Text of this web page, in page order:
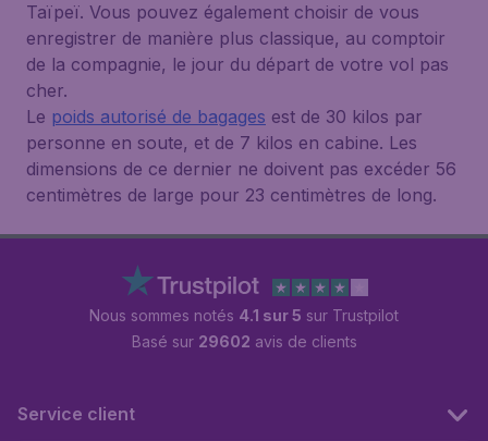
Taïpeï. Vous pouvez également choisir de vous
enregistrer de manière plus classique, au comptoir
de la compagnie, le jour du départ de votre vol pas
cher.
Le poids autorisé de bagages est de 30 kilos par
personne en soute, et de 7 kilos en cabine. Les
dimensions de ce dernier ne doivent pas excéder 56
centimètres de large pour 23 centimètres de long.
Nous sommes notés 4.1 sur 5 sur Trustpilot
Basé sur 29602 avis de clients
Service client